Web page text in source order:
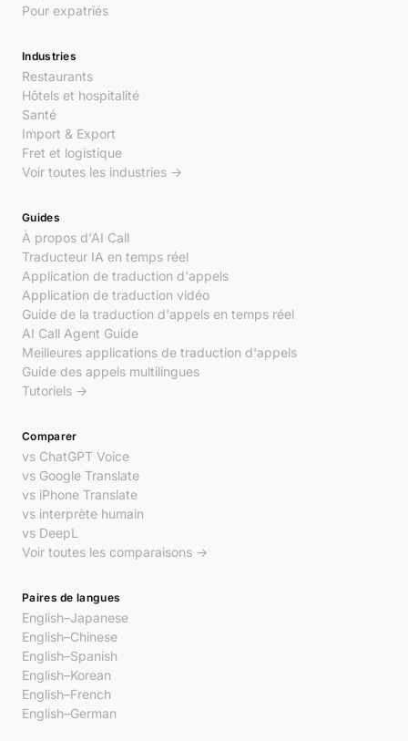
Pour expatriés
Industries
Restaurants
Hôtels et hospitalité
Santé
Import & Export
Fret et logistique
Voir toutes les industries →
Guides
À propos d'AI Call
Traducteur IA en temps réel
Application de traduction d'appels
Application de traduction vidéo
Guide de la traduction d'appels en temps réel
AI Call Agent Guide
Meilleures applications de traduction d'appels
Guide des appels multilingues
Tutoriels →
Comparer
vs ChatGPT Voice
vs Google Translate
vs iPhone Translate
vs interprète humain
vs DeepL
Voir toutes les comparaisons →
Paires de langues
English–Japanese
English–Chinese
English–Spanish
English–Korean
English–French
English–German